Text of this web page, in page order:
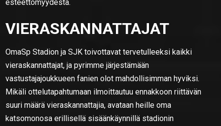
esteettömyydestä.
VIERASKANNATTAJAT
OmaSp Stadion ja SJK toivottavat tervetulleeksi kaikki
vieraskannattajat, ja pyrimme järjestämään
vastustajajoukkueen fanien olot mahdollisimman hyviksi.
Mikäli ottelutapahtumaan ilmoittautuu ennakkoon riittävän
suuri määrä vieraskannattajia, avataan heille oma
katsomonosa erillisellä sisäänkäynnillä stadionin